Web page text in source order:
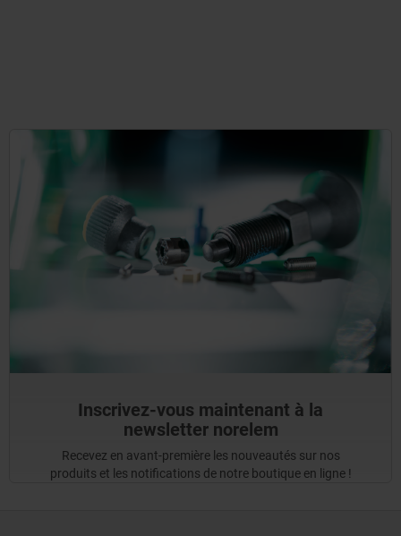
Inscrivez-vous maintenant à la
newsletter norelem
Recevez en avant-première les nouveautés sur nos
produits et les notifications de notre boutique en ligne !